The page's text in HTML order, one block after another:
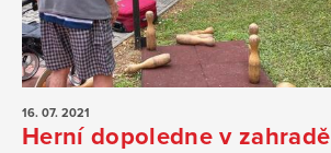
16. 07. 2021
Herní dopoledne v zahradě